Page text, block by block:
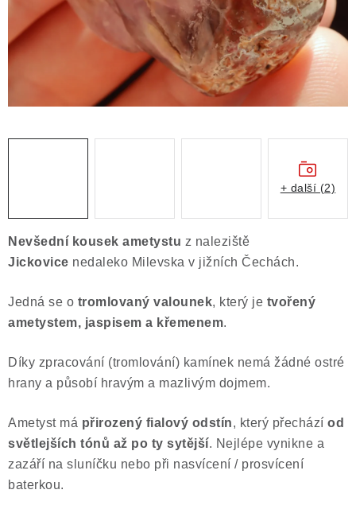
Obchodní podmínky
Podmínky ochrany osobních údajů
Poučení o právu na odstoupení od smlouvy
Puncovní značky
Výkup minerálů a drahých kamenů
Nevšední kousek ametystu z naleziště
Jickovice nedaleko Milevska v jižních Čechách.
Jedná se o tromlovaný valounek, který je tvořený
ametystem, jaspisem a křemenem.
Díky zpracování (tromlování) kamínek nemá žádné ostré
hrany a působí hravým a mazlivým dojmem.
Ametyst má přirozený fialový odstín, který přechází od
světlejších tónů až po ty sytější. Nejlépe vynikne a
zazáří na sluníčku nebo při nasvícení / prosvícení
baterkou.
+ další (2)